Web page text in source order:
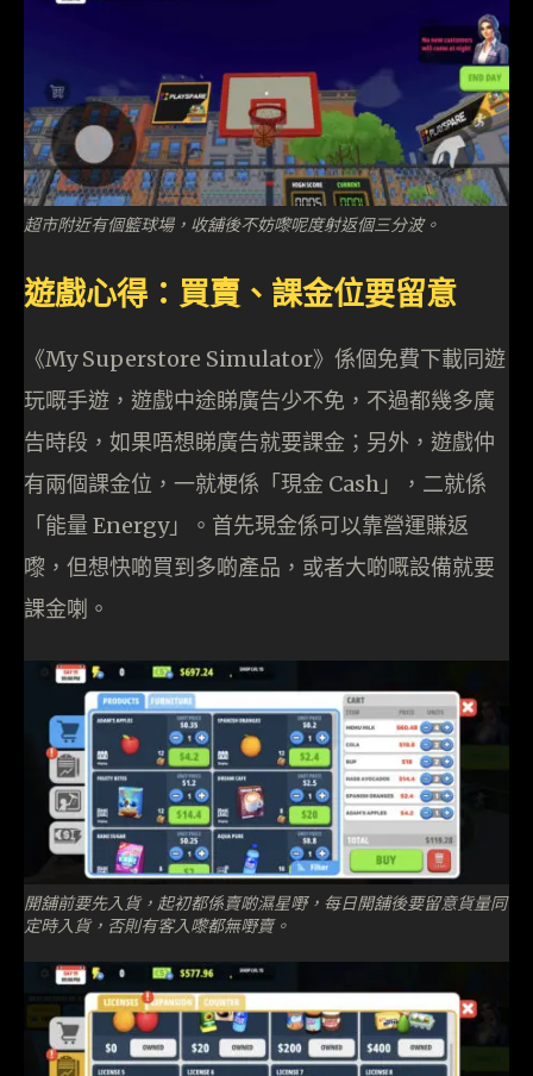
超市附近有個籃球場，收舖後不妨嚟呢度射返個三分波。
遊戲心得：買賣、課金位要留意
《My Superstore Simulator》係個免費下載同遊
玩嘅手遊，遊戲中途睇廣告少不免，不過都幾多廣
告時段，如果唔想睇廣告就要課金；另外，遊戲仲
有兩個課金位，一就梗係「現金 Cash」，二就係
「能量 Energy」。首先現金係可以靠營運賺返
嚟，但想快啲買到多啲產品，或者大啲嘅設備就要
課金喇。
開舖前要先入貨，起初都係賣啲濕星嘢，每日開舖後要留意貨量同
定時入貨，否則有客入嚟都無嘢賣。